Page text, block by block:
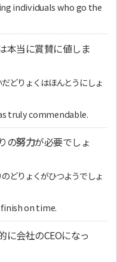
individuals who go the
本当に賞賛に値しま
どりょくはほんとうにしょ
truly commendable.
の努力が必要でしょ
どりょくがひつようでしょ
on time.
に会社のCEOになっ